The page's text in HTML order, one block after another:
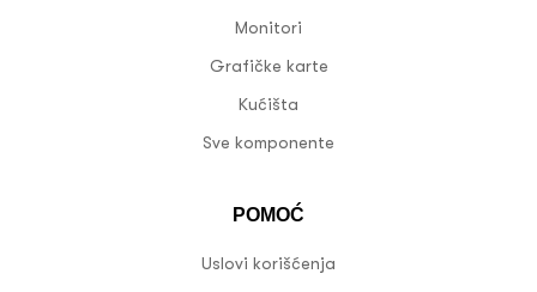
Monitori
Grafičke karte
Kućišta
Sve komponente
POMOĆ
Uslovi korišćenja